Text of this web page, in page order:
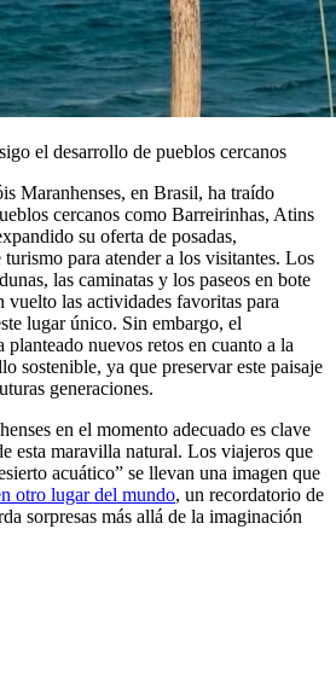
el desarrollo de pueblos cercanos
Maranhenses, en Brasil, ha traído
cercanos como Barreirinhas, Atins
su oferta de posadas,
turismo para atender a los visitantes. Los
las caminatas y los paseos en bote
vuelto las actividades favoritas para
lugar único. Sin embargo, el
nuevos retos en cuanto a la
sostenible, ya que preservar este paisaje
generaciones.
en el momento adecuado es clave
esta maravilla natural. Los viajeros que
acuático” se llevan una imagen que
otro lugar del mundo, un recordatorio de
sorpresas más allá de la imaginación